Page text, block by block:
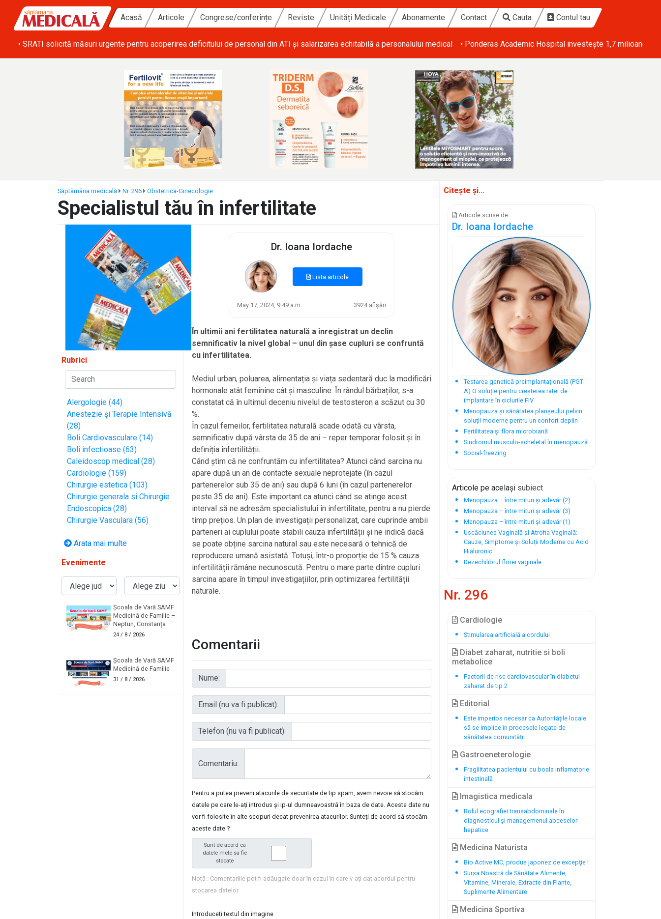
Acasă Articole Congrese/conferințe Reviste Unități Medicale Abonamente Contact Cauta Contul tau
• SRATI solicită măsuri urgente pentru acoperirea deficitului de personal din ATI și salarizarea echitabilă a personalului medical • Ponderas Academic Hospital investește 1,7 milioane
Săptămâna medicală Nr. 296 Obstetrica-Ginecologie
Specialistul tău în infertilitate
Rubrici
Alergologie (44)
Anestezie și Terapie Intensivă
(28)
Boli Cardiovasculare (14)
Boli infectioase (63)
Caleidoscop medical (28)
Cardiologie (159)
Chirurgie estetica (103)
Chirurgie generala si Chirurgie
Endoscopica (28)
Chirurgie Vasculara (56)
Arata mai multe
Evenimente
Școala de Vară SAMF
Medicină de Familie –
Neptun, Constanța
24/ 8 / 2026
Școala de Vară SAMF
Medicină de Familie
31 / 8 / 2026
Dr. Ioana Iordache
Lista articole
May 17, 2024, 9:49 a.m. 3924 afișări
În ultimii ani fertilitatea naturală a înregistrat un declin
semnificativ la nivel global – unul din șase cupluri se confruntă
cu infertilitatea.
Mediul urban, poluarea, alimentația și viața sedentară duc la modificări
hormonale atât feminine cât și masculine. În rândul bărbaților, s-a
constatat că în ultimul deceniu nivelul de testosteron a scăzut cu 30
%.
În cazul femeilor, fertilitatea naturală scade odată cu vârsta,
semnificativ după vârsta de 35 de ani – reper temporar folosit și în
definiția infertilității.
Când știm că ne confruntăm cu infertilitatea? Atunci când sarcina nu
apare după un an de contacte sexuale neprotejate (în cazul
partenerelor sub 35 de ani) sau după 6 luni (în cazul partenerelor
peste 35 de ani). Este important ca atunci când se atinge acest
interval să ne adresăm specialistului în infertilitate, pentru a nu pierde
timp prețios. Un plan de investigații personalizat, care cuprinde ambii
parteneri ai cuplului poate stabili cauza infertilității și ne indică dacă
se poate obține sarcina natural sau este necesară o tehnică de
reproducere umană asistată. Totuși, într-o proporție de 15 % cauza
infertilității rămâne necunoscută. Pentru o mare parte dintre cupluri
sarcina apare în timpul investigațiilor, prin optimizarea fertilității
naturale.
Comentarii
Nume:
Email (nu va fi publicat):
Telefon (nu va fi publicat):
Comentariu:
Pentru a putea preveni atacurile de securitate de tip spam, avem nevoie să stocăm
datele pe care le-ați introdus și ip-ul dumneavoastră în baza de date. Aceste date nu
vor fi folosite în alte scopuri decat prevenirea atacurilor. Sunteți de acord să stocăm
aceste date ?
Sunt de acord ca
datele mele sa fie
stocate
Notă : Comentariile pot fi adăugate doar în cazul în care v-ați dat acordul pentru
stocarea datelor
Introduceti textul din imagine
Citește și...
Articole scrise de
Dr. Ioana Iordache
Testarea genetică preimplantațională (PGT-
A) O soluție pentru creșterea ratei de
implantare în ciclurile FIV
Menopauza și sănătatea planșeului pelvin:
soluții moderne pentru un confort deplin
Fertilitatea și flora microbiană
Sindromul musculo-scheletal în menopauză
Social-freezing
Articole pe același subiect
Menopauza – între mituri și adevăr (2)
Menopauza – între mituri și adevăr (3)
Menopauza – între mituri și adevăr (1)
Uscăciunea Vaginală și Atrofia Vaginală:
Cauze, Simptome și Soluții Moderne cu Acid
Hialuronic
Dezechilibrul florei vaginale
Nr. 296
Cardiologie
Stimularea artificială a cordului
Diabet zaharat, nutritie si boli
metabolice
Factorii de risc cardiovascular în diabetul
zaharat de tip 2
Editorial
Este imperios necesar ca Autoritățile locale
să se implice în procesele legate de
sănătatea comunității
Gastroeneterologie
Fragilitatea pacientului cu boala inflamatorie
intestinală
Imagistica medicala
Rolul ecografiei transabdominale în
diagnosticul și managemenul abceselor
hepatice
Medicina Naturista
Bio Active MC, produs japonez de excepţie !
Sursa Noastră de Sănătate Alimente,
Vitamine, Minerale, Extracte din Plante,
Suplimente Alimentare
Medicina Sportiva